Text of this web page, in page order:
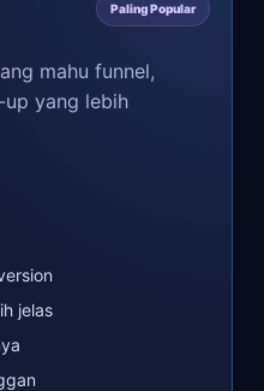
Paling Popular
mahu funnel,
yang lebih
jelas